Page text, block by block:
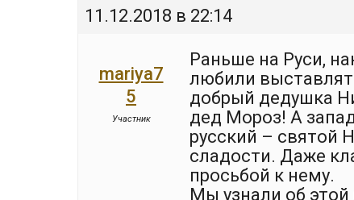
11.12.2018 в 22:14
mariya7
5
Участник
Раньше на Руси,
любили
добрый дедушка
дед Мороз! А
русский – святой
сладости. Даже
просьбой к нему.
Мы узнали об этой